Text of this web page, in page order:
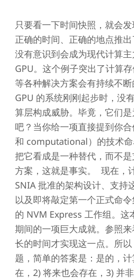
只要看一下时间快照，就会
正确的时间、正确的地点推
没有意识到会成为现代计算
GPU。这个例子突出了计算
等各种解决方案会有持续不
GPU 的系统刚刚起步时，没
算层构成威胁。毕竟，它们
吧？当你给一项直接提到你
和 computational）的技术
把它看成是一种替代，而不
方案，这就是事实。 现在，
SNIA 批准的架构设计、支持
以及即将敲定第一个正式命
的 NVM Express 工作组。这
期间的一项巨大成就。参照
长的时间才实现这一点。所
题，简单的答案是：是的，
在，2) 将来也会存在，3) 并